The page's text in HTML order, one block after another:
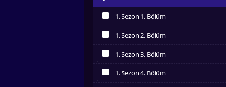
1. Sezon 1. Bölüm
1. Sezon 2. Bölüm
1. Sezon 3. Bölüm
1. Sezon 4. Bölüm